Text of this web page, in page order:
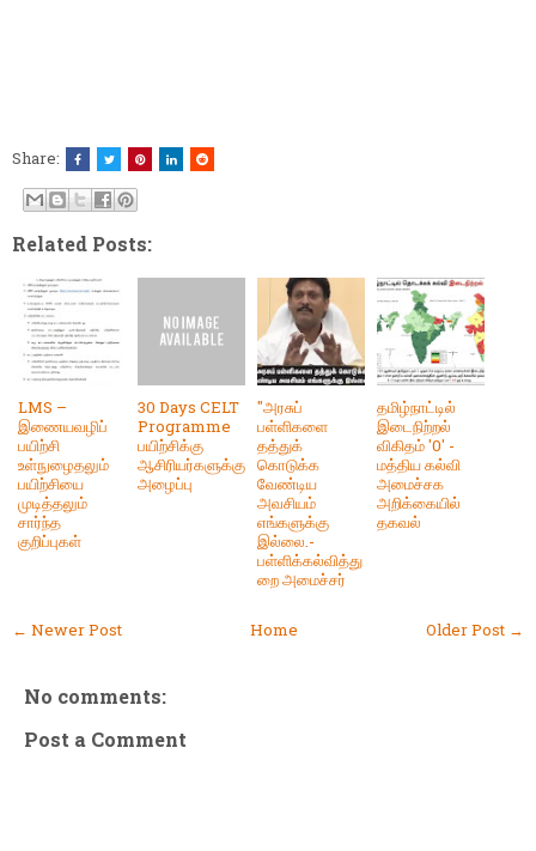
Share:
Related Posts:
LMS –
இணையவழிப்
பயிற்சி
உள்நுழைதலும்
பயிற்சியை
முடித்தலும்
சார்ந்த
குறிப்புகள்
30 Days CELT
Programme
பயிற்சிக்கு
ஆசிரியர்களுக்கு
அழைப்பு
"அரசுப்
பள்ளிகளை
தத்துக்
கொடுக்க
வேண்டிய
அவசியம்
எங்களுக்கு
இல்லை.-
பள்ளிக்கல்வித்து
றை அமைச்சர்
தமிழ்நாட்டில்
இடைநிற்றல்
விகிதம் '0' -
மத்திய கல்வி
அமைச்சக
அறிக்கையில்
தகவல்
← Newer Post Older Post →
Home
No comments:
Post a Comment